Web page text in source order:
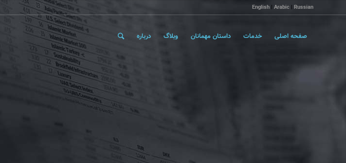
English | Arabic | Russian
صفحه اصلی خدمات داستان مهمانان وبلاگ درباره